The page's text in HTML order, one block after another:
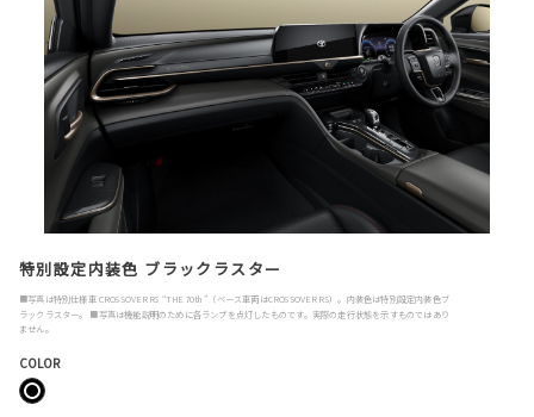
特別設定内装色 ブラックラスター
■写真は特別仕様車 CROSSOVER RS “THE 70th”（ベース車両はCROSSOVER RS）。内装色は特別設定内装色ブ
ラックラスター。 ■写真は機能説明のために各ランプを点灯したものです。実際の走行状態を示すものではあり
ません。
COLOR